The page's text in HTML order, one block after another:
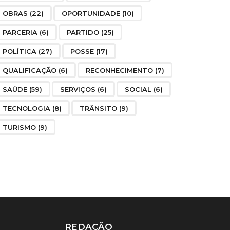
OBRAS (22) OPORTUNIDADE (10)
PARCERIA (6) PARTIDO (25)
POLÍTICA (27) POSSE (17)
QUALIFICAÇÃO (6) RECONHECIMENTO (7)
SAÚDE (59) SERVIÇOS (6) SOCIAL (6)
TECNOLOGIA (8) TRÂNSITO (9)
TURISMO (9)
REDAÇÃO